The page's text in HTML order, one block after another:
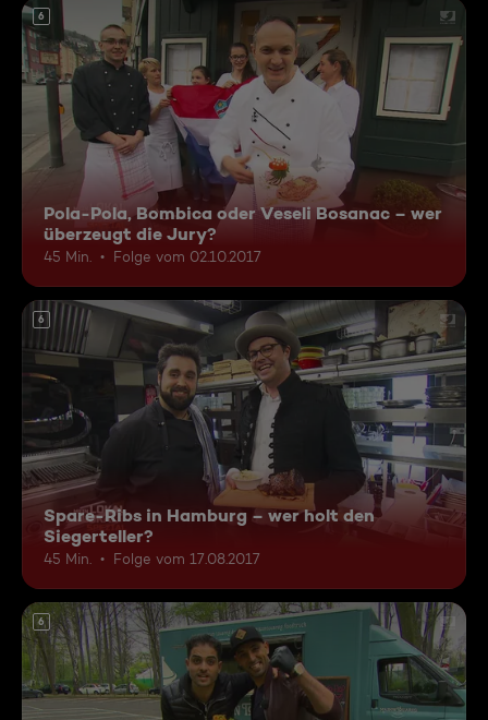
6
Pola-Pola, Bombica oder Veseli Bosanac – wer
überzeugt die Jury?
45 Min. Folge vom 02.10.2017
6
Spare-Ribs in Hamburg – wer holt den
Siegerteller?
45 Min. Folge vom 17.08.2017
6